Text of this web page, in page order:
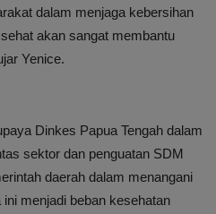
dalam menjaga kebersihan
akan sangat membantu
Yenice.
Dinkes Papua Tengah dalam
sektor dan penguatan SDM
daerah dalam menangani
menjadi beban kesehatan